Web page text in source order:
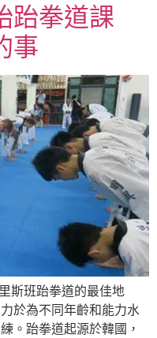
跆拳道課
事
斯班跆拳道的最佳地
於為不同年齡和能力水
。跆拳道起源於韓國，